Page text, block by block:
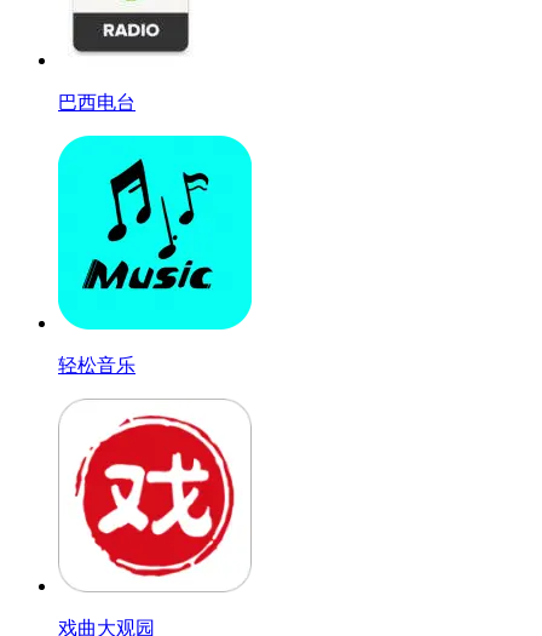
巴西电台
轻松音乐
戏曲大观园